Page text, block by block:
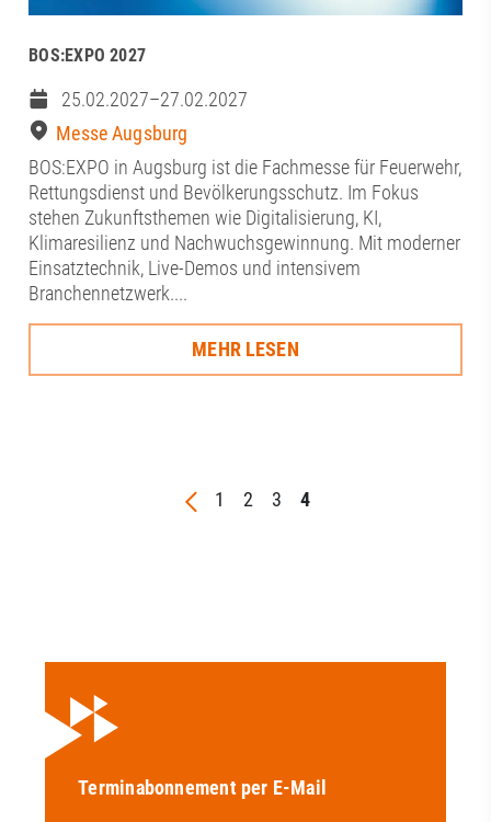
BOS:EXPO 2027
25.02.2027–27.02.2027
Messe Augsburg
BOS:EXPO in Augsburg ist die Fachmesse für Feuerwehr,
Rettungsdienst und Bevölkerungsschutz. Im Fokus
stehen Zukunftsthemen wie Digitalisierung, KI,
Klimaresilienz und Nachwuchsgewinnung. Mit moderner
Einsatztechnik, Live-Demos und intensivem
Branchennetzwerk....
MEHR LESEN
1 2 3 4
Terminabonnement per E-Mail